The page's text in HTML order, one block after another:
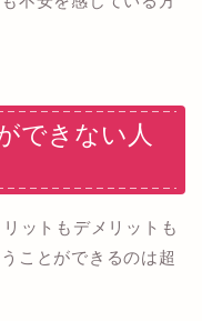
できない人
ットもデメリットも
ことができるのは超